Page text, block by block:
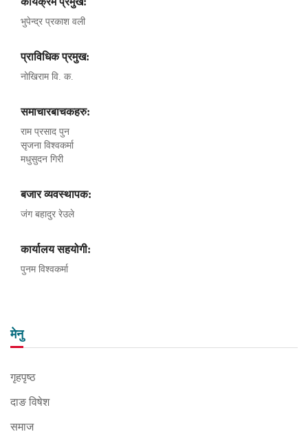
भुपेन्द्र प्रकाश वली
प्राविधिक प्रमुख:
नोखिराम वि. क.
समाचारबाचकहरु:
राम प्रसाद पुन
सृजना विश्वकर्मा
मधुसुदन गिरी
बजार व्यवस्थापक:
जंग बहादुर रेउले
कार्यालय सहयोगी:
पुनम विश्वकर्मा
मेनु
गृहपृष्ठ
दाङ विषेश
समाज